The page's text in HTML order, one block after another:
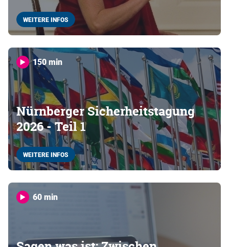
WEITERE INFOS
150 min
Nürnberger Sicherheitstagung
2026 - Teil 1
WEITERE INFOS
60 min